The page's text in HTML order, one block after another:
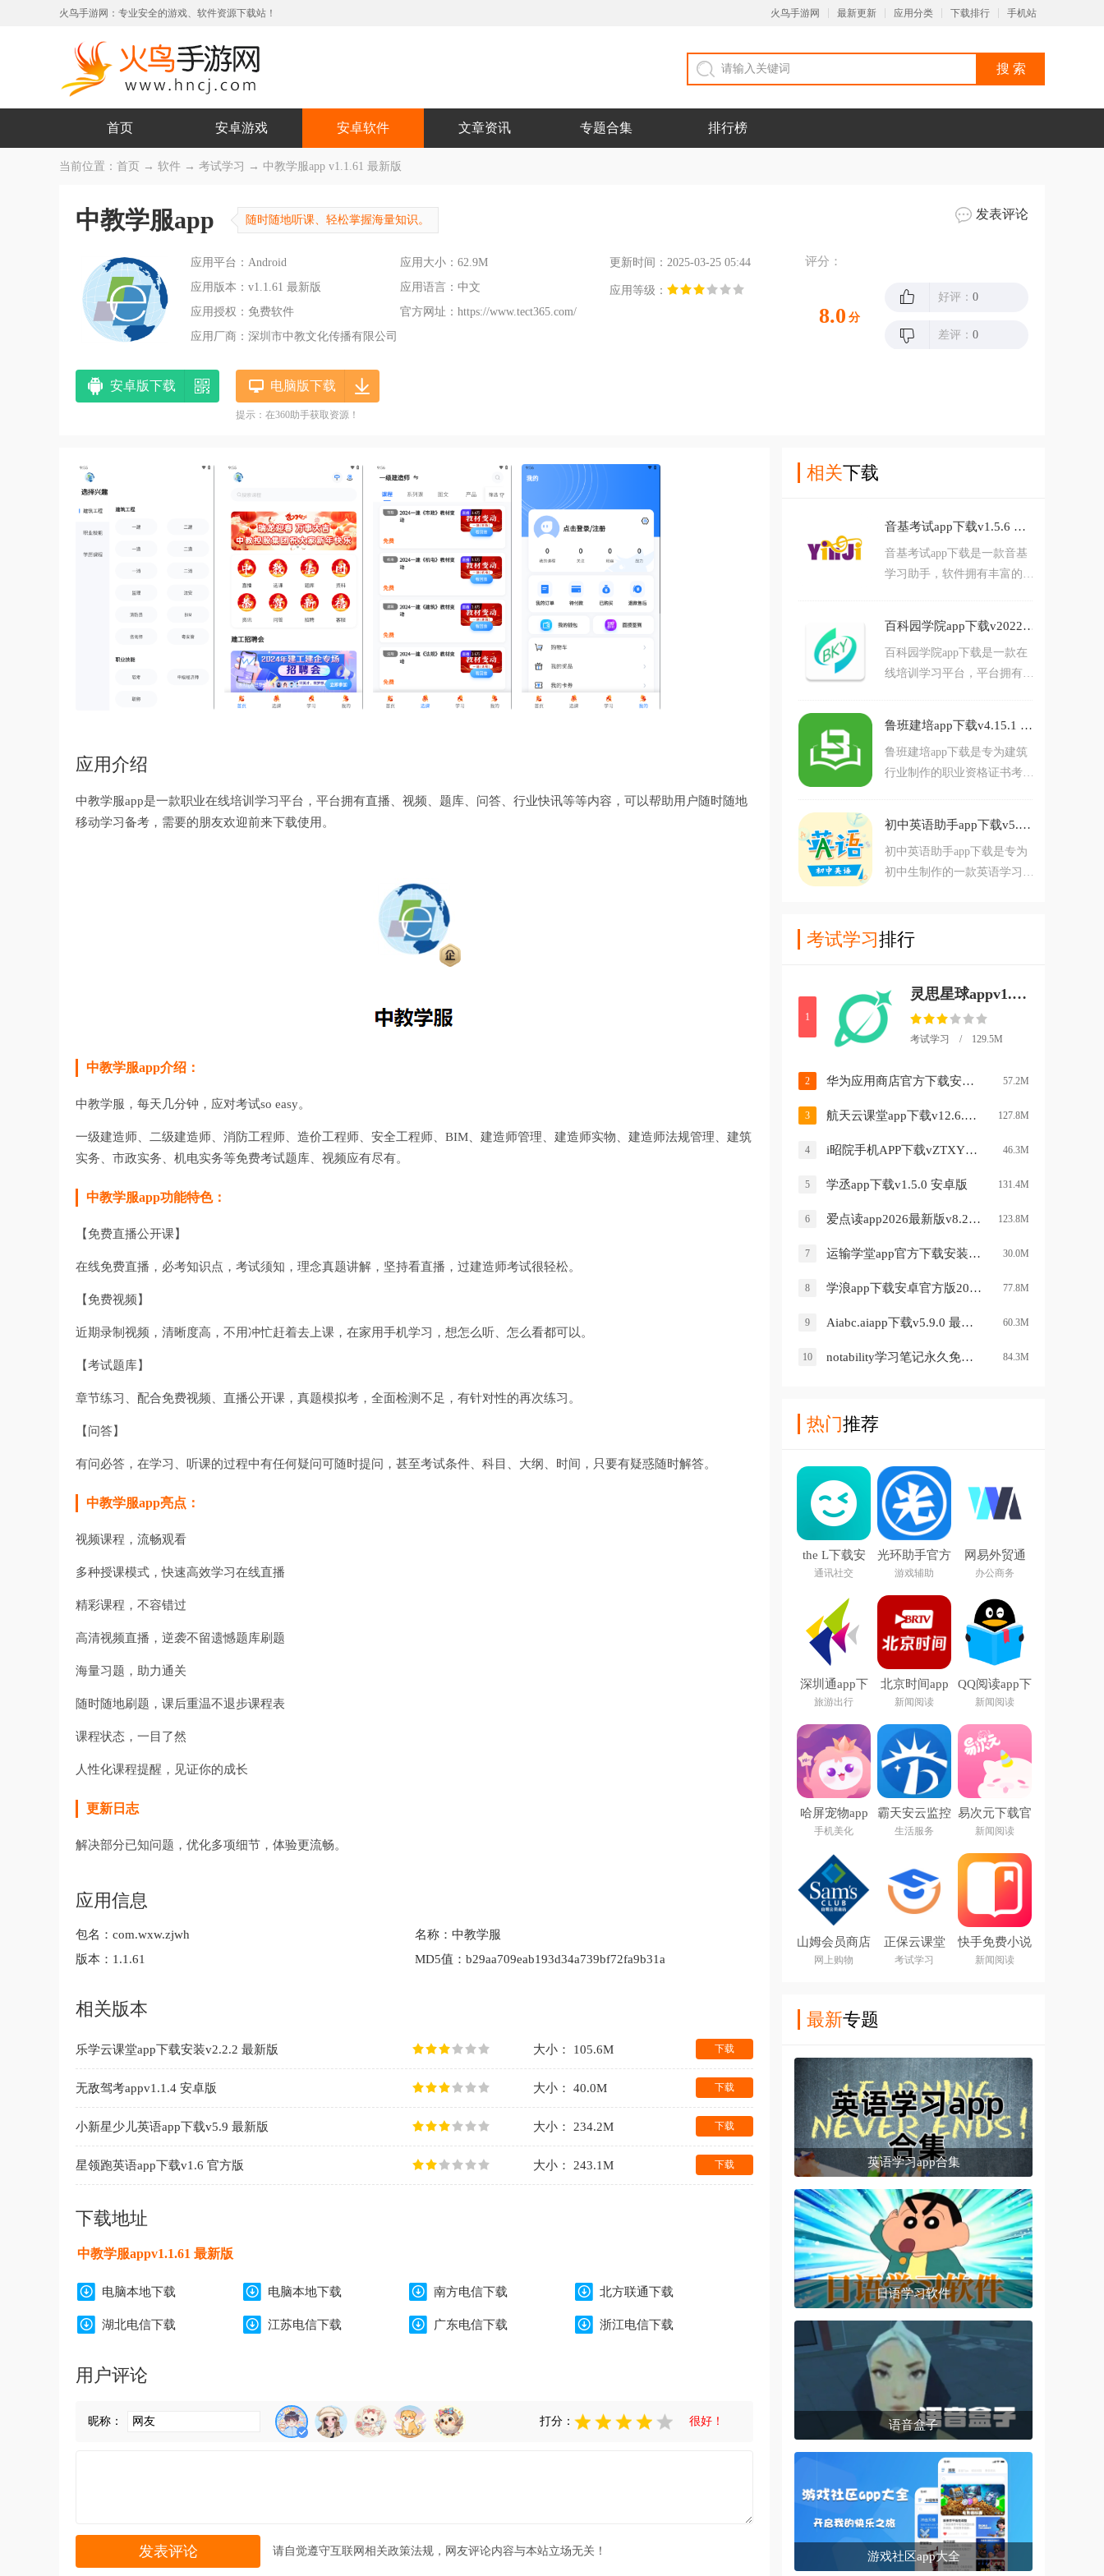
火鸟手游网：专业安全的游戏、软件资源下载站！ 火鸟手游网 最新更新 应用分类 下载排行 手机站
首页 安卓游戏 安卓软件 文章资讯 专题合集 排行榜
当前位置： 首页 → 软件 → 考试学习 → 中教学服app v1.1.61 最新版
中教学服app 随时随地听课、轻松掌握海量知识。 发表评论
应用平台：Android 应用大小：62.9M
更新时间：2025-03-25 05:44
应用版本：v1.1.61 最新版
应用语言：中文
应用等级：
应用授权：免费软件
官方网址： https://www.tect365.com/
应用厂商：深圳市中教文化传播有限公司
评分：
8.0 分
好评： 0
差评： 0
安卓版下载 电脑版下载
提示：在360助手获取资源！
应用介绍
中教学服app是一款职业在线培训学习平台，平台拥有直播、视频、题库、问答、行业快讯等等内容，可以帮助用户随时随地
移动学习备考，需要的朋友欢迎前来下载使用。
中教学服app介绍：
中教学服，每天几分钟，应对考试so easy。
一级建造师、二级建造师、消防工程师、造价工程师、安全工程师、BIM、建造师管理、建造师实物、建造师法规管理、建筑
实务、市政实务、机电实务等免费考试题库、视频应有尽有。
中教学服app功能特色：
【免费直播公开课】
在线免费直播，必考知识点，考试须知，理念真题讲解，坚持看直播，过建造师考试很轻松。
【免费视频】
近期录制视频，清晰度高，不用冲忙赶着去上课，在家用手机学习，想怎么听、怎么看都可以。
【考试题库】
章节练习、配合免费视频、直播公开课，真题模拟考，全面检测不足，有针对性的再次练习。
【问答】
有问必答，在学习、听课的过程中有任何疑问可随时提问，甚至考试条件、科目、大纲、时间，只要有疑惑随时解答。
中教学服app亮点：
视频课程，流畅观看
多种授课模式，快速高效学习在线直播
精彩课程，不容错过
高清视频直播，逆袭不留遗憾题库刷题
海量习题，助力通关
随时随地刷题，课后重温不退步课程表
课程状态，一目了然
人性化课程提醒，见证你的成长
更新日志
解决部分已知问题，优化多项细节，体验更流畅。
应用信息
包名： com.wxw.zjwh 名称： 中教学服
版本： 1.1.61 MD5值： b29aa709eab193d34a739bf72fa9b31a
相关版本
乐学云课堂app下载安装v2.2.2 最新版 大小： 105.6M 下载
无敌驾考appv1.1.4 安卓版 大小： 40.0M 下载
小新星少儿英语app下载v5.9 最新版 大小： 234.2M 下载
星领跑英语app下载v1.6 官方版 大小： 243.1M 下载
下载地址
中教学服appv1.1.61 最新版
电脑本地下载 电脑本地下载 南方电信下载 北方联通下载
湖北电信下载 江苏电信下载 广东电信下载 浙江电信下载
用户评论
昵称： 打分： 很好！
请自觉遵守互联网相关政策法规，网友评论内容与本站立场无关！
相关下载
音基考试app下载v1.5.6 最新版
音基考试app下载是一款音基
学习助手，软件拥有丰富的题
考高分，觉得不错的朋友欢迎
前来下载使用。音基考试app
介绍：懂音基，更懂音基考
考试共计3000逾道试题，是根
百科园学院app下载v2022.10.21 最新版
百科园学院app下载是一款在
线培训学习平台，平台拥有丰
等，是用户学习的掌上好帮
手。
鲁班建培app下载v4.15.1 最新版
鲁班建培app下载是专为建筑
行业制作的职业资格证书考试
以帮助用户更好的学习备考拿
证。鲁班建培app介绍：鲁班
建培是一款致力于建筑行业职
的面授课程培训
初中英语助手app下载v5.3.3 最新版
初中英语助手app下载是专为
初中生制作的一款英语学习助
容，可以帮助用户更好的学习
考试学习排行
1
灵思星球appv1.20.4 最新版
考试学习 / 129.5M
2 华为应用商店官方下载安装(华为应用市场)v16.5.1.300 最新版本 57.2M
3 航天云课堂app下载v12.6.1 最新版 127.8M
4 i昭院手机APP下载vZTXY_3.2.0 最新版 46.3M
5 学丞app下载v1.5.0 安卓版 131.4M
6 爱点读app2026最新版v8.2.0 安卓版 123.8M
7 运输学堂app官方下载安装v1.2.4 安卓版 30.0M
8 学浪app下载安卓官方版2026v7.4.0 最新版 77.8M
9 Aiabc.aiapp下载v5.9.0 最新版 60.3M
10 notability学习笔记永久免费版v3.3.2 安卓版 84.3M
热门推荐
the L下载安
卓最新版本
2026
通讯社交
光环助手官方
正版app
游戏辅助
网易外贸通
app
办公商务
深圳通app下
载最新版
旅游出行
北京时间app
下载安装
新闻阅读
QQ阅读app下
载官方版
新闻阅读
哈屏宠物app
下载
手机美化
霸天安云监控
app
生活服务
易次元下载官
方app
新闻阅读
山姆会员商店
app最新版
网上购物
正保云课堂
app下载
考试学习
快手免费小说
app官方版
新闻阅读
最新专题
英语学习app合集
日语学习软件
语音盒子
游戏社区app大全